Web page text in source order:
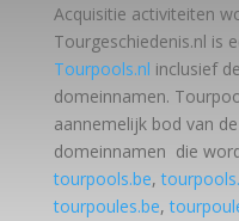
Acquisitie activiteiten
Tourgeschiedenis.nl is
Tourpools.nl inclusief
domeinnamen.
aannemelijk bod van
domeinnamen die
tourpools.be,
tourpoules.be,